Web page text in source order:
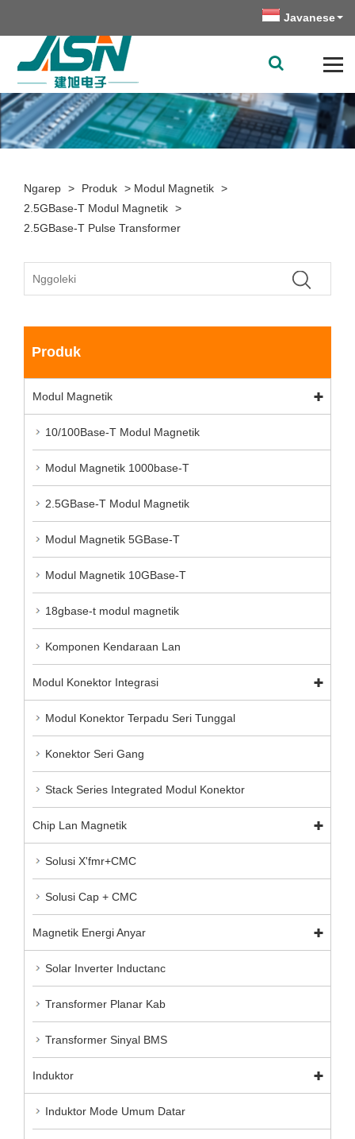
Javanese
Ngarep > Produk > Modul Magnetik >
2.5GBase-T Modul Magnetik >
2.5GBase-T Pulse Transformer
Produk
Modul Magnetik
10/100Base-T Modul Magnetik
Modul Magnetik 1000base-T
2.5GBase-T Modul Magnetik
Modul Magnetik 5GBase-T
Modul Magnetik 10GBase-T
18gbase-t modul magnetik
Komponen Kendaraan Lan
Modul Konektor Integrasi
Modul Konektor Terpadu Seri Tunggal
Konektor Seri Gang
Stack Series Integrated Modul Konektor
Chip Lan Magnetik
Solusi X'fmr+CMC
Solusi Cap + CMC
Magnetik Energi Anyar
Solar Inverter Inductanc
Transformer Planar Kab
Transformer Sinyal BMS
Induktor
Induktor Mode Umum Datar